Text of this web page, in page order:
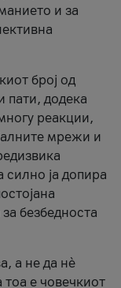
и за
број од
пати, додека
реакции,
мрежи и
силно ја допира
безбедноста
а не да нè
е човечкиот